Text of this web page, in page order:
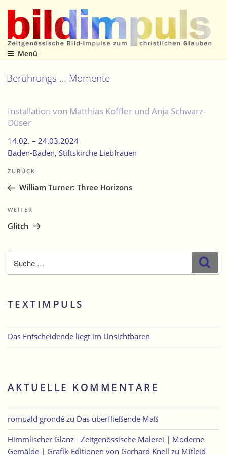
Inhalt
springen
Zeitgenössische Bild-Impulse zum christlichen Glauben
Menü
Berührungs … Momente
Installation von Matthias Koffler und Anja Schwarz-
Düser
14.02. – 24.03.2024
Baden-Baden, Stiftskirche Liebfrauen
Beitragsnavigation
Vorheriger
Beitrag
ZURÜCK
William Turner: Three Horizons
Nächster
Beitrag
WEITER
Glitch
nach:
TEXTIMPULS
Das Entscheidende liegt im Unsichtbaren
AKTUELLE KOMMENTARE
romuald grondé zu Das überfließende Maß
Himmlischer Glanz - Zeitgenössische Malerei | Moderne
Gemälde | Grafik-Editionen von Gerhard Knell zu Mitleid